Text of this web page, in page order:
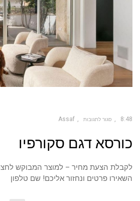
8:48 סגור לתגובות
דגם
סקורפיו
Assaf
כורסא דגם סקורפיו
לקבלת הצעת מחיר – למוצר המבוקש לחצו
השאירו פרטים ונחזור אליכם! שם טלפון